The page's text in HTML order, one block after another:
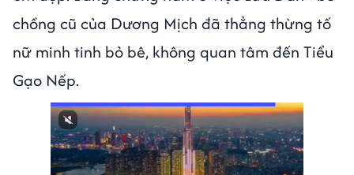
chồng cũ của Dương Mịch đã thẳng thừng tố
nữ minh tinh bỏ bê, không quan tâm đến Tiểu
Gạo Nếp.